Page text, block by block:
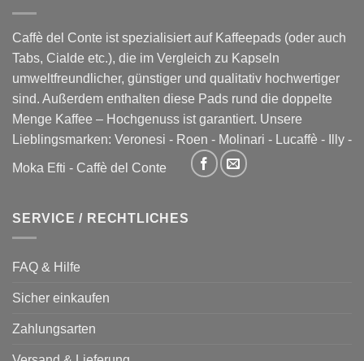
Caffè del Conte ist spezialisiert auf Kaffeepads (oder auch
Tabs, Cialde etc.), die im Vergleich zu Kapseln
umweltfreundlicher, günstiger und qualitativ hochwertiger
sind. Außerdem enthalten diese Pads rund die doppelte
Menge Kaffee – Hochgenuss ist garantiert. Unsere
Lieblingsmarken: Veronesi - Roen - Molinari - Lucaffè - Illy -
Moka Efti - Caffè del Conte
SERVICE / RECHTLICHES
FAQ & Hilfe
Sicher einkaufen
Zahlungsarten